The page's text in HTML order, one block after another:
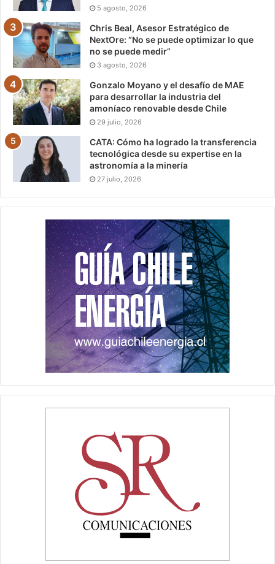
5 agosto, 2026
Chris Beal, Asesor Estratégico de
NextOre: “No se puede optimizar lo que
no se puede medir”
3 agosto, 2026
Gonzalo Moyano y el desafío de MAE
para desarrollar la industria del
amoníaco renovable desde Chile
29 julio, 2026
CATA: Cómo ha logrado la transferencia
tecnológica desde su expertise en la
astronomía a la minería
27 julio, 2026